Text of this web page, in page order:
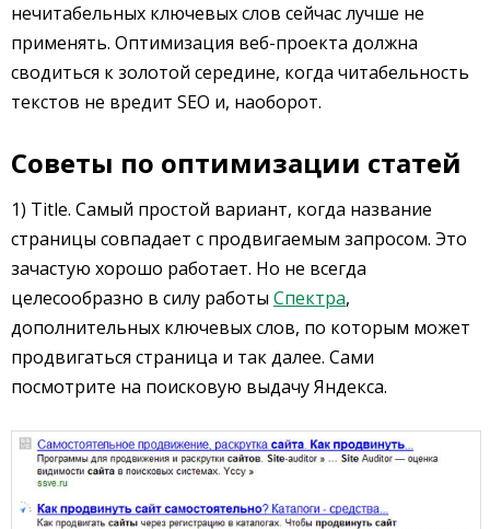
нечитабельных ключевых слов сейчас лучше не
применять. Оптимизация веб-проекта должна
сводиться к золотой середине, когда читабельность
текстов не вредит SEO и, наоборот.
Советы по оптимизации статей
1) Title. Самый простой вариант, когда название
страницы совпадает с продвигаемым запросом. Это
зачастую хорошо работает. Но не всегда
целесообразно в силу работы Спектра,
дополнительных ключевых слов, по которым может
продвигаться страница и так далее. Сами
посмотрите на поисковую выдачу Яндекса.